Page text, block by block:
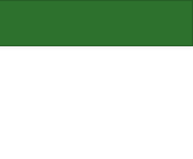
50€ -